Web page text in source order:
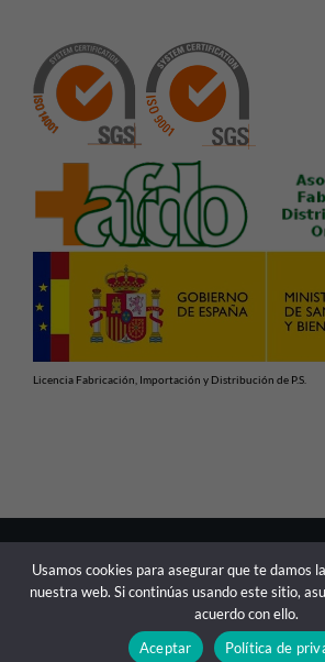
Licencia Fabricación, Importación y Distribución de P.S.
Sanitarios, advertimos de que la
esta web está dirigida
sanitarios.
Usamos cookies para asegurar que te damos
nuestra web. Si continúas usando este sitio,
acuerdo con ello.
Aceptar
Política de